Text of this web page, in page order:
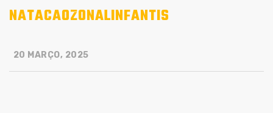
NATACAOZONALINFANTIS
20 MARÇO, 2025